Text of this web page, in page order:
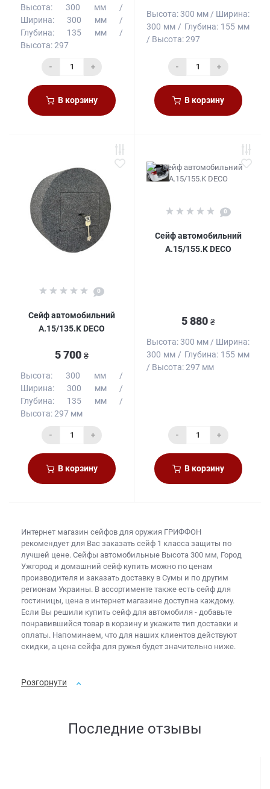
Высота:
300 мм
Ширина:
300 мм
Глубина:
135 мм
Высота:297
- +
В корзину
Высота:300 мм
Ширина:
300 мм
Глубина: 155 мм
Высота:297
- +
В корзину
0
Сейф автомобильний
A.15/135.K DECO
5 700 ₴
Высота:
300 мм
Ширина:
300 мм
Глубина:
135 мм
Высота:297 мм
- +
В корзину
0
Сейф автомобильний
A.15/155.K DECO
5 880 ₴
Высота:300 мм
Ширина:
300 мм
Глубина: 155 мм
Высота:297 мм
- +
В корзину
Интернет магазин сейфов для оружия ГРИФФОН
рекомендует для Вас заказать сейф 1 класса защиты по
лучшей цене. Сейфы автомобильные Высота 300 мм, Город
Ужгород и домашний сейф купить можно по ценам
производителя и заказать доставку в Сумы и по другим
регионам Украины. В ассортименте также есть сейф для
гостиницы, цена в интернет магазине доступна каждому.
Если Вы решили купить сейф для автомобиля - добавьте
понравившийся товар в корзину и укажите тип доставки и
оплаты. Напоминаем, что для наших клиентов действуют
скидки, а цена сейфа для ружья будет значительно ниже.
Розгорнути
Последние отзывы